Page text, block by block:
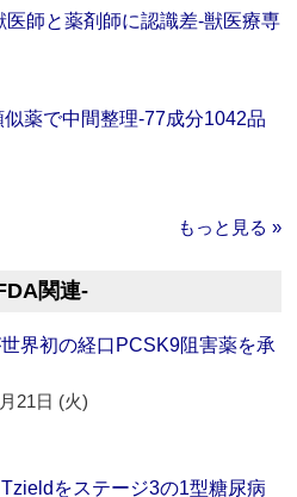
医師と薬剤師に認識差‐獣医療専
似薬で中間整理‐77成分1042品
もっと見る »
関連‐
界初の経口PCSK9阻害薬を承
21日 (火)
をステージ3の1型糖尿病